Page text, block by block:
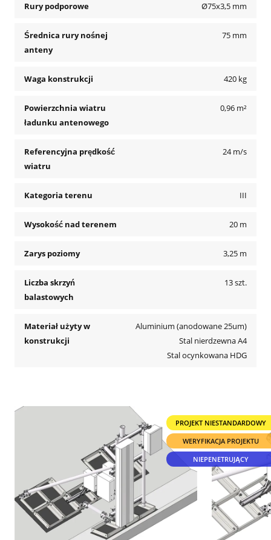
Rury podporowe Ø75x3,5 mm
Średnica rury nośnej
anteny
75 mm
Waga konstrukcji 420 kg
Powierzchnia wiatru
ładunku antenowego
0,96 m²
Referencyjna prędkość
wiatru
24 m/s
Kategoria terenu III
Wysokość nad terenem 20 m
Zarys poziomy 3,25 m
Liczba skrzyń
balastowych
13 szt.
Materiał użyty w
konstrukcji
Aluminium (anodowane 25um)
Stal nierdzewna A4
Stal ocynkowana HDG
PROJEKT NIESTANDARDOWY
WERYFIKACJA PROJEKTU
NIEPENETRUJĄCY